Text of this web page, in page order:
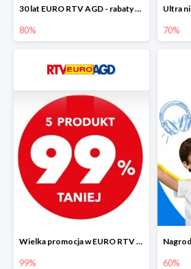
30 lat EURO RTV AGD - rabaty do -80%
80% 70%
Wielka promocja w EURO RTV AGD do -99%
99% 60%